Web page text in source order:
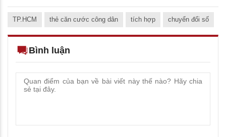
TP.HCM thẻ căn cước công dân tích hợp chuyển đổi số
Bình luận